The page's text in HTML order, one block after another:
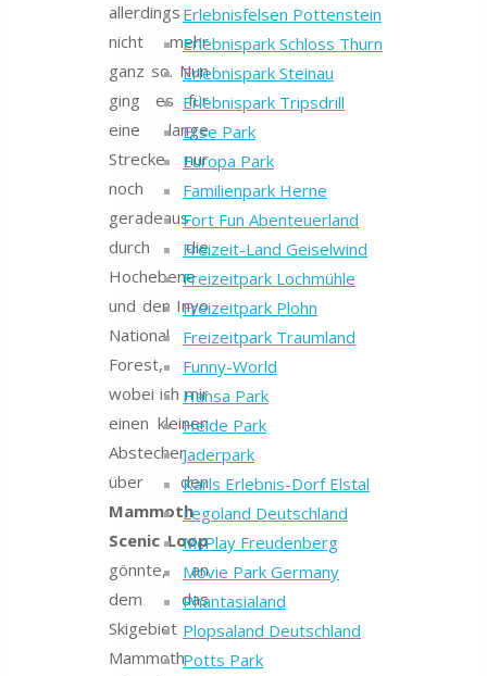
Erlebnisfelsen Pottenstein
Erlebnispark Schloss Thurn
Erlebnispark Steinau
Erlebnispark Tripsdrill
Erse Park
Europa Park
Familienpark Herne
Fort Fun Abenteuerland
Freizeit-Land Geiselwind
Freizeitpark Lochmühle
Freizeitpark Plohn
Freizeitpark Traumland
Funny-World
Hansa Park
Heide Park
Jaderpark
Karls Erlebnis-Dorf Elstal
Legoland Deutschland
McPlay Freudenberg
Movie Park Germany
Phantasialand
Plopsaland Deutschland
Potts Park
allerdings
nicht mehr
ganz so. Nun
ging es für
eine lange
Strecke nur
noch
geradeaus
durch die
Hochebene
und den Inyo
National
Forest,
wobei ich mir
einen kleinen
Abstecher
über den
Mammoth
Scenic Loop
gönnte, an
dem das
Skigebiet
Mammoth